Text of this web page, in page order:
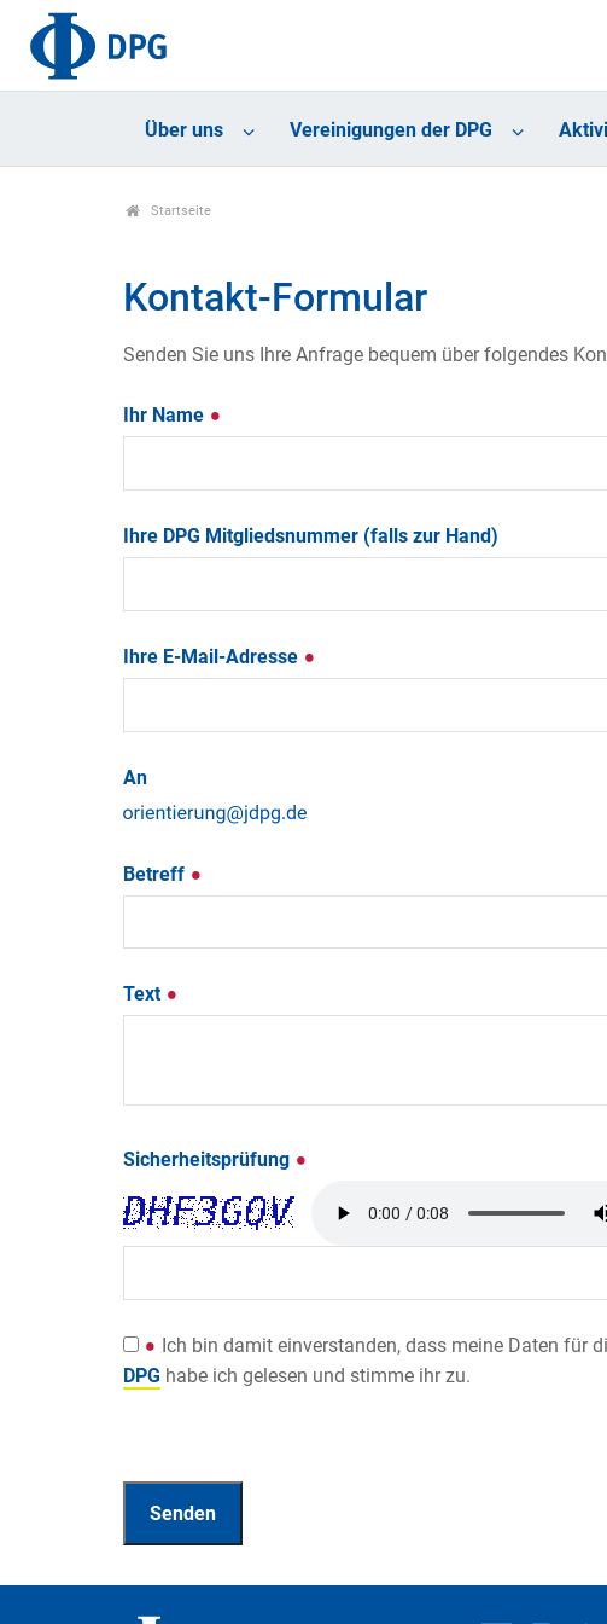
Über uns Vereinigungen der DPG
Startseite
Kontakt-Formular
Senden Sie uns Ihre Anfrage bequem über folgendes
Ihr Name
Ihre DPG Mitgliedsnummer (falls zur Hand)
Ihre E-Mail-Adresse
An
Betreff
Text
Sicherheitsprüfung
Ich bin damit einverstanden, dass meine Daten für
DPG habe ich gelesen und stimme ihr zu.